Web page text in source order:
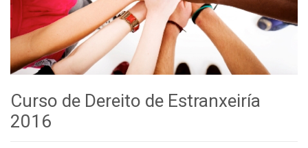
Curso de Dereito de Estranxeiría
2016